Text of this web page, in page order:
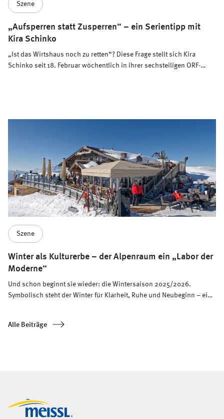
Szene
„Aufsperren statt Zusperren“ – ein Serientipp mit
Kira Schinko
„Ist das Wirtshaus noch zu retten“? Diese Frage stellt sich Kira
Schinko seit 18. Februar wöchentlich in ihrer sechsteiligen ORF-
Szene
Winter als Kulturerbe – der Alpenraum ein „Labor der
Moderne“
Und schon beginnt sie wieder: die Wintersaison 2025/2026.
Symbolisch steht der Winter für Klarheit, Ruhe und Neubeginn – eine
Alle Beiträge